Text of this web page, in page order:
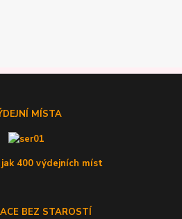
MÍSTA
400 výdejních míst
BEZ STAROSTÍ